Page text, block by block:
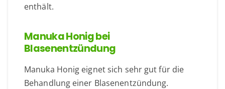
enthält.
Manuka Honig bei
Blasenentzündung
Manuka Honig eignet sich sehr gut für die
Behandlung einer Blasenentzündung.